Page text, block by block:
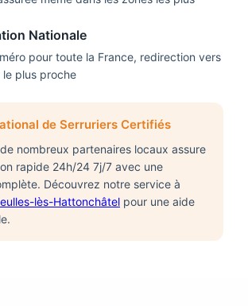
Nationale
pour toute la France, redirection vers
le plus proche
de Serruriers Certifiés
nombreux partenaires locaux assure
rapide 24h/24 7j/7 avec une
Découvrez notre service à
lès-Hattonchâtel pour une aide